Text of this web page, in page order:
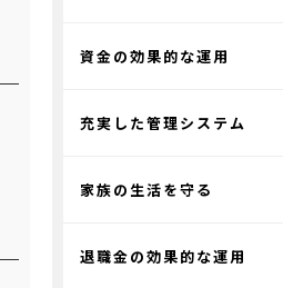
資金の効果的な運用
充実した管理システム
家族の生活を守る
退職金の効果的な運用